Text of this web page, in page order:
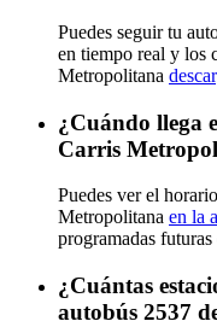
Puedes seguir tu
en tiempo real y los
Metropolitana
¿Cuándo llega
Carris
Puedes ver el
Metropolitana en la
programadas
¿Cuántas
autobús 2537